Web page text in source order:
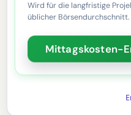
Wird für die langfristige
üblicher Börsendurchschnitt.